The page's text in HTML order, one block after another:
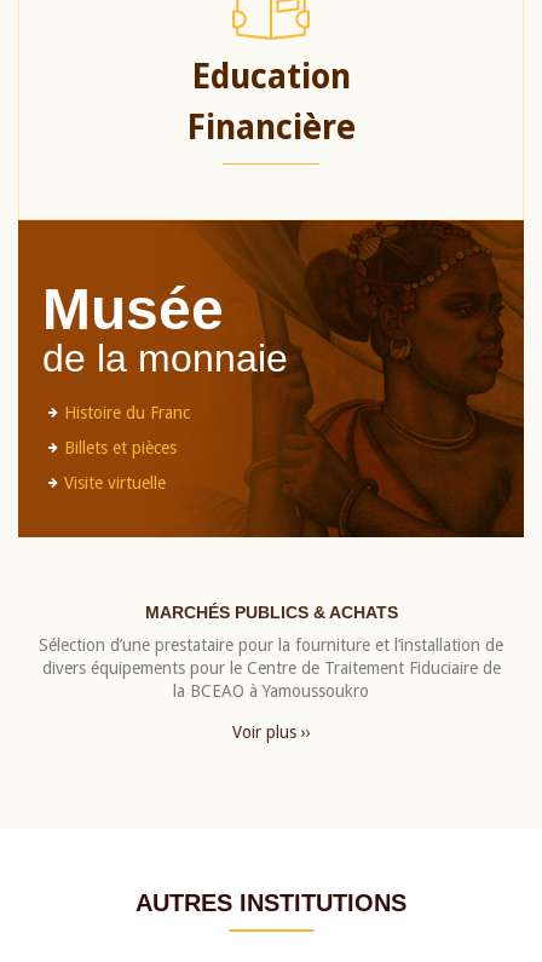
Education
Financière
Musée
de la monnaie
Histoire du Franc
Billets et pièces
Visite virtuelle
MARCHÉS PUBLICS & ACHATS
Sélection d’une prestataire pour la fourniture et l’installation de
divers équipements pour le Centre de Traitement Fiduciaire de
la BCEAO à Yamoussoukro
Voir plus ››
AUTRES INSTITUTIONS